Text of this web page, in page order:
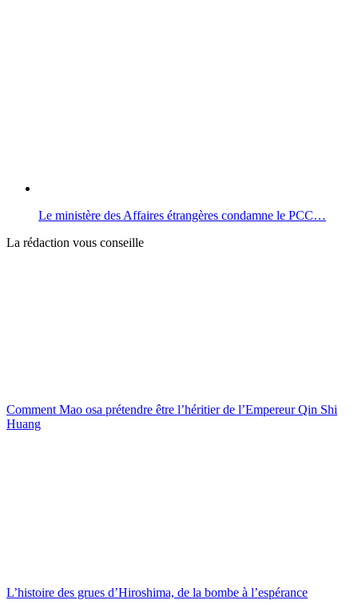
Le ministère des Affaires étrangères condamne le PCC…
La rédaction vous conseille
Comment Mao osa prétendre être l’héritier de l’Empereur Qin Shi
Huang
L’histoire des grues d’Hiroshima, de la bombe à l’espérance